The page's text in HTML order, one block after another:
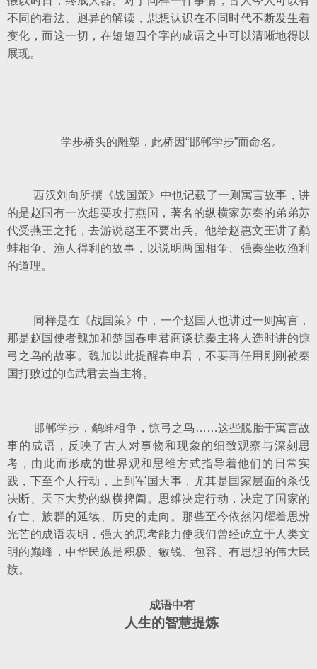
不同的看法、迥异的解读，思想认识在不同时代不断发生着
变化，而这一切，在短短四个字的成语之中可以清晰地得以
展现。
学步桥头的雕塑，此桥因“邯郸学步”而命名。
西汉刘向所撰《战国策》中也记载了一则寓言故事，讲
的是赵国有一次想要攻打燕国，著名的纵横家苏秦的弟弟苏
代受燕王之托，去游说赵王不要出兵。他给赵惠文王讲了鹬
蚌相争、渔人得利的故事，以说明两国相争、强秦坐收渔利
的道理。
同样是在《战国策》中，一个赵国人也讲过一则寓言，
那是赵国使者魏加和楚国春申君商谈抗秦主将人选时讲的惊
弓之鸟的故事。魏加以此提醒春申君，不要再任用刚刚被秦
国打败过的临武君去当主将。
邯郸学步，鹬蚌相争，惊弓之鸟……这些脱胎于寓言故
事的成语，反映了古人对事物和现象的细致观察与深刻思
考，由此而形成的世界观和思维方式指导着他们的日常实
践，下至个人行动，上到军国大事，尤其是国家层面的杀伐
决断、天下大势的纵横捭阖。思维决定行动，决定了国家的
存亡、族群的延续、历史的走向。那些至今依然闪耀着思辨
光芒的成语表明，强大的思考能力使我们曾经屹立于人类文
明的巅峰，中华民族是积极、敏锐、包容、有思想的伟大民
族。
成语中有
人生的智慧提炼